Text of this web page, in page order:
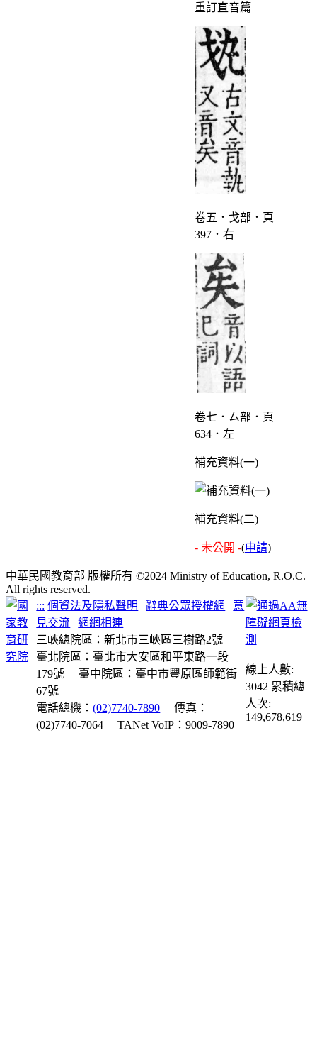
重訂直音篇
卷五．戈部．頁
397．右
卷七．ㄙ部．頁
634．左
補充資料(一)
補充資料(二)
- 未公開 -(申請)
中華民國教育部 版權所有 ©2024 Ministry of Education, R.O.C.
All rights reserved.
::: 個資法及隱私聲明 | 辭典公眾授權網 | 意
見交流 |網網相連
三峽總院區：新北市三峽區三樹路2號
臺北院區：臺北市大安區和平東路一段
179號
臺中院區：臺中市豐原區師範街
67號
電話總機：(02)7740-7890
傳真：
(02)7740-7064
TANet VoIP：9009-7890
線上人數:
3042 累積總
人次:
149,678,619